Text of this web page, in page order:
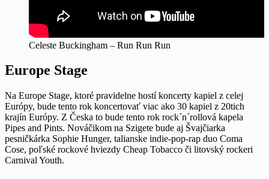
Celeste Buckingham – Run Run Run
Europe Stage
Na Europe Stage, ktoré pravidelne hostí koncerty kapiel z celej
Európy, bude tento rok koncertovať viac ako 30 kapiel z 20tich
krajín Európy. Z Česka to bude tento rok rock´n´rollová kapela
Pipes and Pints. Nováčikom na Szigete bude aj Švajčiarka
pesničkárka Sophie Hunger, talianske indie-pop-rap duo Coma
Cose, poľské rockové hviezdy Cheap Tobacco či litovský rockeri
Carnival Youth.